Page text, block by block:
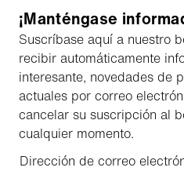
¡Manténgase
Suscríbase aquí a nuestro
recibir automáticamente
interesante, novedades de
actuales por correo
cancelar su suscripción al
cualquier momento.
Dirección de correo